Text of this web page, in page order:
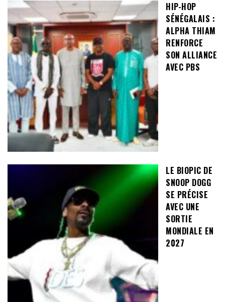
HIP-HOP
SÉNÉGALAIS :
ALPHA THIAM
RENFORCE
SON ALLIANCE
AVEC PBS
LE BIOPIC DE
SNOOP DOGG
SE PRÉCISE
AVEC UNE
SORTIE
MONDIALE EN
2027